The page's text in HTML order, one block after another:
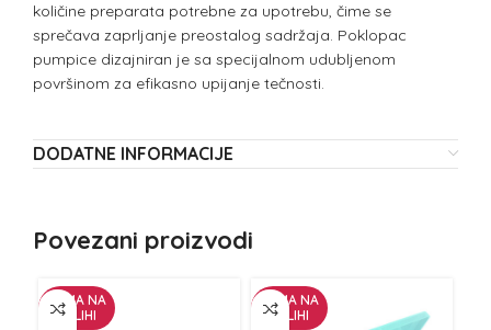
količine preparata potrebne za upotrebu, čime se
sprečava zaprljanje preostalog sadržaja. Poklopac
pumpice dizajniran je sa specijalnom udubljenom
površinom za efikasno upijanje tečnosti.
DODATNE INFORMACIJE
Povezani proizvodi
NEMA NA
ZALIHI
NEMA NA
ZALIHI